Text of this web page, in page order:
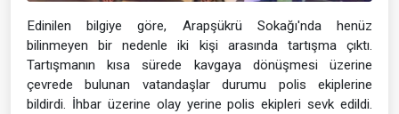
Edinilen bilgiye göre, Arapşükrü Sokağı'nda henüz
bilinmeyen bir nedenle iki kişi arasında tartışma çıktı.
Tartışmanın kısa sürede kavgaya dönüşmesi üzerine
çevrede bulunan vatandaşlar durumu polis ekiplerine
bildirdi. İhbar üzerine olay yerine polis ekipleri sevk edildi.